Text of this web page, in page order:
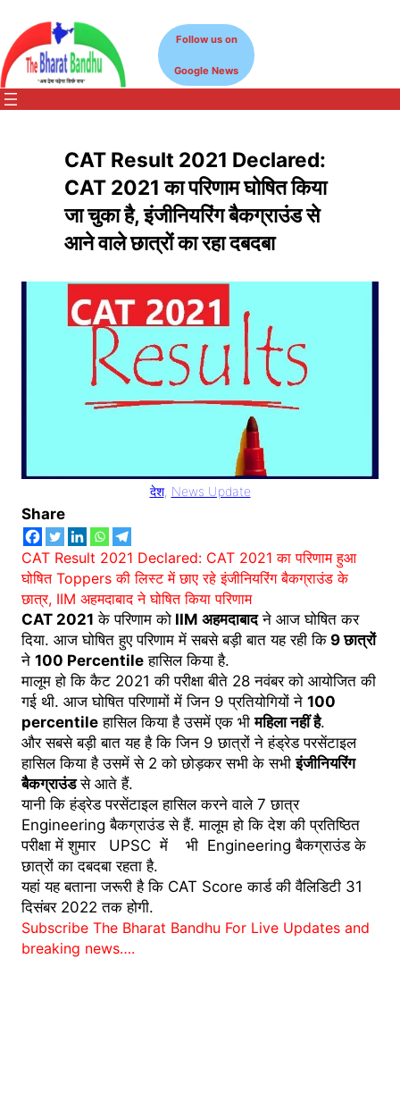
content
Follow us on
Google News
CAT Result 2021 Declared:
CAT 2021 का परिणाम घोषित किया
जा चुका है, इंजीनियरिंग बैकग्राउंड से
आने वाले छात्रों का रहा दबदबा
देश, News Update
Share
CAT Result 2021 Declared: CAT 2021 का परिणाम हुआ
घोषित Toppers की लिस्ट में छाए रहे इंजीनियरिंग बैकग्राउंड के
छात्र, IIM अहमदाबाद ने घोषित किया परिणाम
CAT 2021 के परिणाम को IIM अहमदाबादने आज घोषित कर
दिया. आज घोषित हुए परिणाम में सबसे बड़ी बात यह रही कि 9 छात्रों
ने 100 Percentile हासिल किया है.
मालूम हो कि कैट 2021 की परीक्षा बीते 28 नवंबर को आयोजित की
गई थी. आज घोषित परिणामों में जिन 9 प्रतियोगियों ने 100
percentile हासिल किया है उसमें एक भीमहिला नहीं है.
और सबसे बड़ी बात यह है कि जिन 9 छात्रों ने हंड्रेड परसेंटाइल
हासिल किया है उसमें से 2 को छोड़कर सभी के सभीइंजीनियरिंग
बैकग्राउंडसे आते हैं.
यानी कि हंड्रेड परसेंटाइल हासिल करने वाले 7 छात्र
Engineering बैकग्राउंड से हैं. मालूम हो कि देश की प्रतिष्ठित
परीक्षा में शुमार UPSC में भी Engineering बैकग्राउंड के
छात्रों का दबदबा रहता है.
यहां यह बताना जरूरी है कि CAT Score कार्ड की वैलिडिटी 31
दिसंबर 2022 तक होगी.
Subscribe The Bharat Bandhu For Live Updates and
breaking news….